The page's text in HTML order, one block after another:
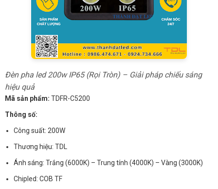
Đèn pha led 200w IP65 (Rọi Tròn) – Giải pháp chiếu sáng
hiệu quả
Mã sản phẩm: TDFR-C5200
Thông số:
Công suất: 200W
Thương hiệu: TDL
Ánh sáng: Trắng (6000K) – Trung tính (4000K) – Vàng (3000K)
Chipled: COB TF